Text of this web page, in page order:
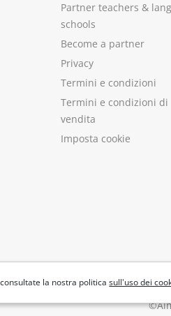
la nostra politicasull'uso dei
Partner teachers &
schools
Become a partner
Privacy
Termini e condizioni
Termini e condizioni di
vendita
Imposta cookie